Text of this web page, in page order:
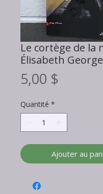
Le cortège de la
Élisabeth George
5,00 $
Quantité *
Ajouter au